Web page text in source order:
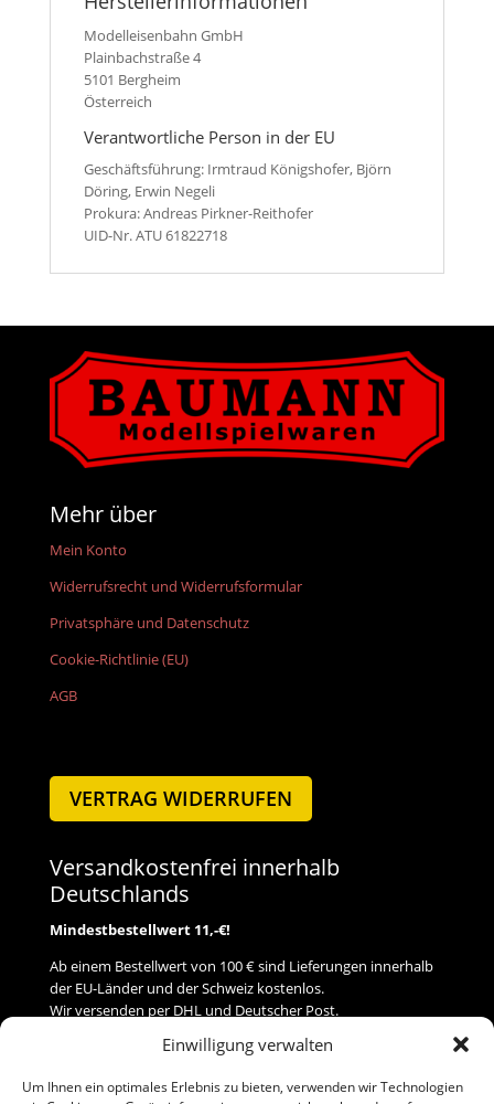
Einwilligung verwalten
Um Ihnen ein optimales Erlebnis zu bieten, verwenden wir Technologien
Modelleisenbahn GmbH
Plainbachstraße 4
5101 Bergheim
Österreich
Verantwortliche Person in der EU
Geschäftsführung: Irmtraud Königshofer, Björn
Döring, Erwin Negeli
Prokura: Andreas Pirkner-Reithofer
UID-Nr. ATU 61822718
Mehr über
Mein Konto
Widerrufsrecht und Widerrufsformular
Privatsphäre und Datenschutz
Cookie-Richtlinie (EU)
AGB
VERTRAG WIDERRUFEN
Versandkostenfrei innerhalb
Deutschlands
Mindestbestellwert 11,-€!
Ab einem Bestellwert von 100 € sind Lieferungen innerhalb
der EU-Länder und der Schweiz kostenlos.
Wir versenden per DHL und Deutscher Post.
Versand